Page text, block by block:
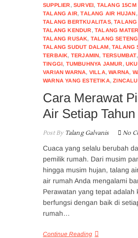
SUPPLIER,SURVEI, TALANG 15CM
TALANG AIR,TALANG AIR HUJAN
TALANG BERTKUALITAS,TALANG
TALANG KENDUR,TALANG
TALANG RUSAK, TALANG
TALANG SUDUT DALAM,TALANG
TERBAIK, TERJAMIN, TERSUMBAT
TINGGI, TUMBUHNYA JAMUR,
VARIAN WARNA, VILLA,WARNA,
WARNA YANG ESTETIKA,
Cara Merawat
Air Setiap
Post ByTalang Galvanis No
Cuaca yang selalu berubah
pemilik rumah. Dari musim
hingga musim hujan, talang
air rumah Anda mengalami
Perawatan yang tepat adalah
berfungsi dengan baik di
rumah…
Continue Reading